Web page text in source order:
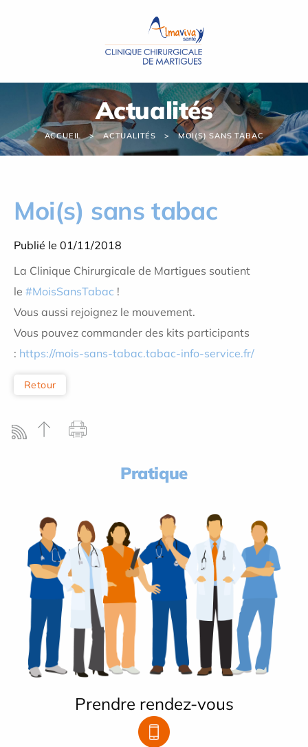
Actualités
ACCUEIL ACTUALITÉS MOI(S) SANS TABAC
Moi(s) sans tabac
Publié le 01/11/2018
La Clinique Chirurgicale de Martigues soutient
le #MoisSansTabac !
Vous aussi rejoignez le mouvement.
Vous pouvez commander des kits participants
: https://mois-sans-tabac.tabac-info-service.fr/
Retour
Pratique
Prendre rendez-vous